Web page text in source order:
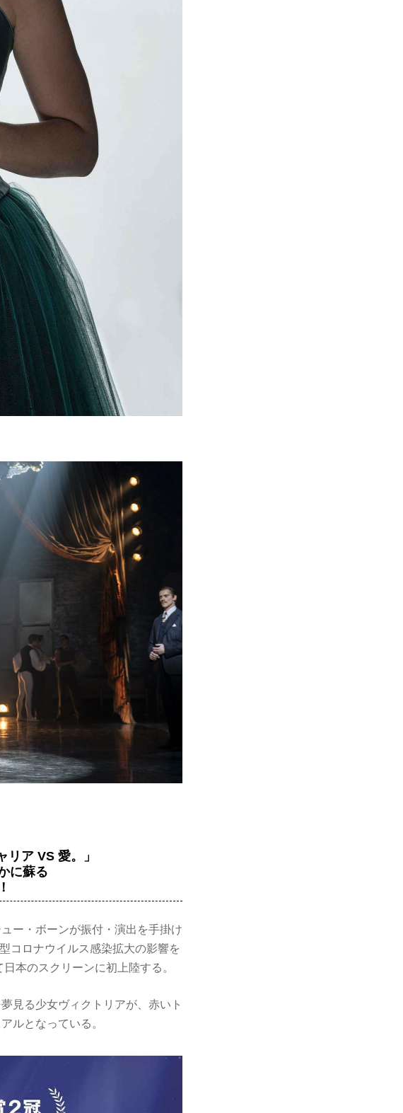
リア VS 愛。」
に蘇る
ー・ボーンが振付・演出を手掛け
コロナウイルス感染拡大の影響を
本のスクリーンに初上陸する。
見る少女ヴィクトリアが、赤いト
ルとなっている。